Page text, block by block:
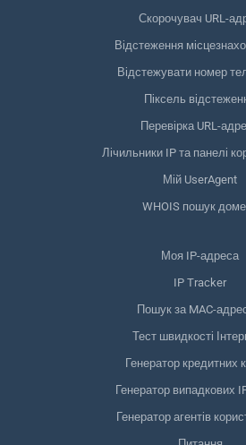
Скорочувач URL-
Відстеження
Відстежувати номер
Піксель
Перевірка URL-
Лічильники IP та панелі
Мій UserAgent
WHOIS пошук
Моя IP-адреса
IP Tracker
Пошук за MAC-
Тест швидкості
Генератор кредитних
Генератор випадкових
Генератор агентів